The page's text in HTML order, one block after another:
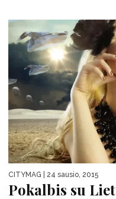
CITYMAG | 24 sausio, 2015
Pokalbis su